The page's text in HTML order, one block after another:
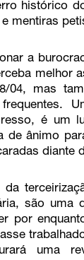
histórico
mentiras
a
melhor
mas
é um
de ânimo
diante
são uma
por
uma